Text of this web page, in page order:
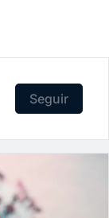
Seguir